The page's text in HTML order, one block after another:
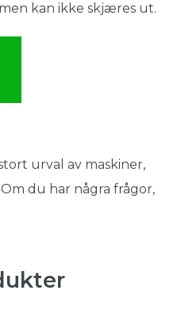
kan ikke skjæres ut.
urval av maskiner,
du har några frågor,